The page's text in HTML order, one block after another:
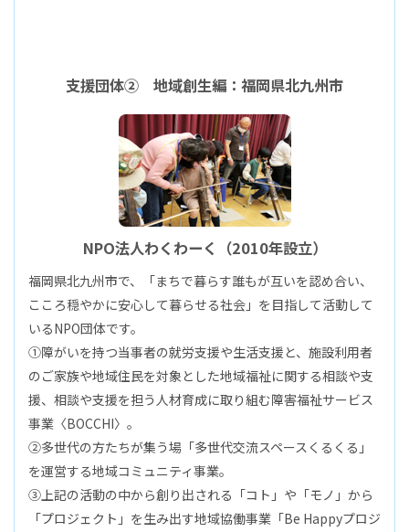
支援団体② 地域創生編：福岡県北九州市
NPO法人わくわーく（2010年設立）
福岡県北九州市で、「まちで暮らす誰もが互いを認め合い、
こころ穏やかに安心して暮らせる社会」を目指して活動して
いるNPO団体です。
①障がいを持つ当事者の就労支援や生活支援と、施設利用者
のご家族や地域住民を対象とした地域福祉に関する相談や支
援、相談や支援を担う人材育成に取り組む障害福祉サービス
事業〈BOCCHI〉。
②多世代の方たちが集う場「多世代交流スペースくるくる」
を運営する地域コミュニティ事業。
③上記の活動の中から創り出される「コト」や「モノ」から
「プロジェクト」を生み出す地域協働事業「Be Happyプロジ